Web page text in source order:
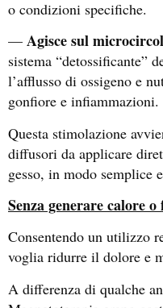
o condizioni specifiche.
— Agisce sul
sistema “detossificante”
l’afflusso di ossigeno e
gonfiore e infiammazioni.
Questa stimolazione
diffusori da applicare
gesso, in modo semplice
Senza generare calore
Consentendo un utilizzo
voglia ridurre il dolore e
A differenza di qualche